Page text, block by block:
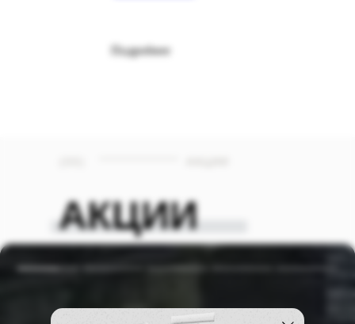
Подробнее
АКЦИИ